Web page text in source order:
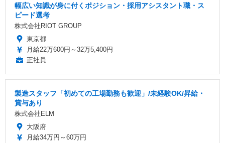
幅広い知識が身に付くポジション・採用アシスタント職・ス
ピード選考
株式会社RIOT GROUP
東京都
月給22万600円～32万5,400円
正社員
製造スタッフ「初めての工場勤務も歓迎」/未経験OK/昇給・
賞与あり
株式会社ELM
大阪府
月給34万円～60万円